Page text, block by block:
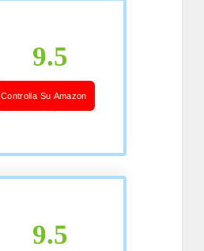
9.5
Controlla Su Amazon
9.5